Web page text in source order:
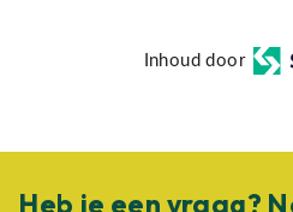
Inhoud door
Heb je een vraag?